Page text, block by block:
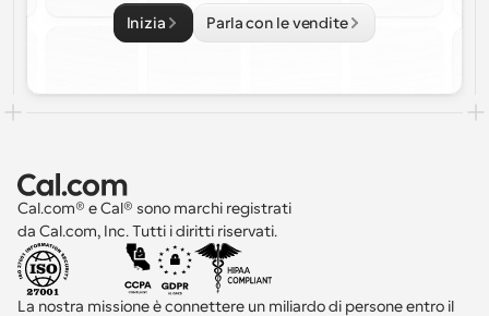
Inizia Parla con le vendite
Cal.com® e Cal® sono marchi registrati
da Cal.com, Inc. Tutti i diritti riservati.
La nostra missione è connettere un miliardo di persone entro il